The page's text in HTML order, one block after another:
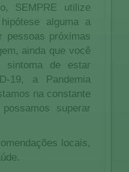
SEMPRE utilize
alguma a
pessoas próximas
ainda que você
sintoma de estar
19, a Pandemia
na constante
superar
locais,